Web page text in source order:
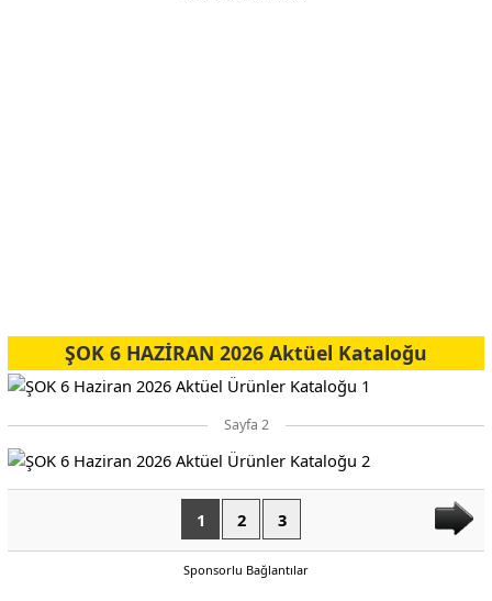
ŞOK 6 HAZİRAN 2026 Aktüel Kataloğu
Sayfa 2
1 2 3
Sponsorlu Bağlantılar